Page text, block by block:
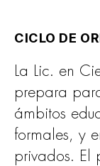
CICLO DE
La Lic. en
prepara
ámbitos
formales, y
privados. El